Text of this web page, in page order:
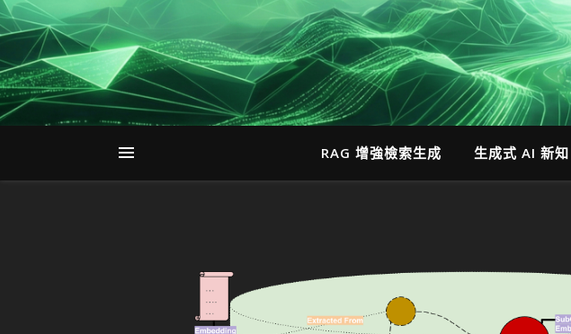
RAG 增強檢索生成 生成式 AI 新知